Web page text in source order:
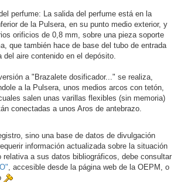
perfume: La salida del perfume está en la
de la Pulsera, en su punto medio exterior, y
orificios de 0,8 mm, sobre una pieza soporte
que también hace de base del tubo de entrada
del aire contenido en el depósito.
a "Brazalete dosificador..." se realiza,
a la Pulsera, unos medios arcos con tetón,
salen unas varillas flexibles (sin memoria)
conectadas a unos Aros de antebrazo.
sino una base de datos de divulgación
información actualizada sobre la situación
relativa a sus datos bibliográficos, debe consultar
, accesible desde la página web de la OEPM, o